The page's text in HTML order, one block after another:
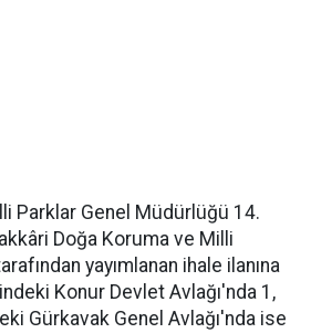
Parklar Genel Müdürlüğü 14.
Doğa Koruma ve Milli
yayımlanan ihale ilanına
Konur Devlet Avlağı'nda 1,
Gürkavak Genel Avlağı'nda ise